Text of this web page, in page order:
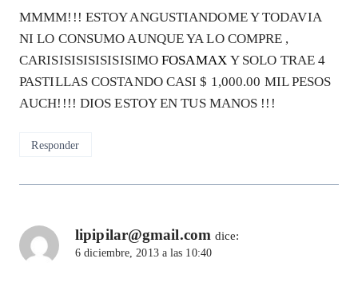
MMMM!!! ESTOY ANGUSTIANDOME Y TODAVIA
NI LO CONSUMO AUNQUE YA LO COMPRE ,
CARISISISISISISISIMOFOSAMAX Y SOLO TRAE 4
PASTILLAS COSTANDO CASI $ 1,000.00 MIL PESOS
AUCH!!!! DIOS ESTOY EN TUS MANOS !!!
Responder
lipipilar@gmail.com dice:
6 diciembre, 2013 a las 10:40